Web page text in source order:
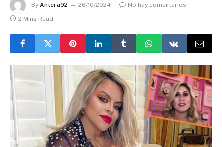
By Antena92 26/10/2024
No hay comentarios
2 Mins Read